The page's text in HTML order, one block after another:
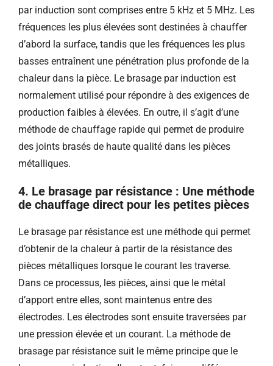
par induction sont comprises entre 5 kHz et 5 MHz. Les
fréquences les plus élevées sont destinées à chauffer
d’abord la surface, tandis que les fréquences les plus
basses entraînent une pénétration plus profonde de la
chaleur dans la pièce. Le brasage par induction est
normalement utilisé pour répondre à des exigences de
production faibles à élevées. En outre, il s’agit d’une
méthode de chauffage rapide qui permet de produire
des joints brasés de haute qualité dans les pièces
métalliques.
4. Le brasage par résistance : Une méthode
de chauffage direct pour les petites pièces
Le brasage par résistance est une méthode qui permet
d’obtenir de la chaleur à partir de la résistance des
pièces métalliques lorsque le courant les traverse.
Dans ce processus, les pièces, ainsi que le métal
d’apport entre elles, sont maintenus entre des
électrodes. Les électrodes sont ensuite traversées par
une pression élevée et un courant. La méthode de
brasage par résistance suit le même principe que le